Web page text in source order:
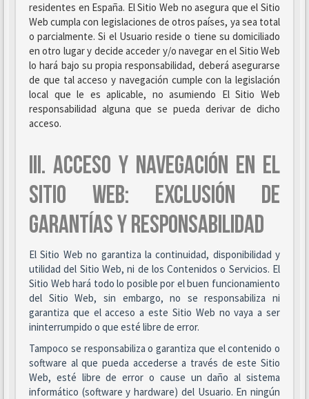
residentes en España. El Sitio Web no asegura que el Sitio
Web cumpla con legislaciones de otros países, ya sea total
o parcialmente. Si el Usuario reside o tiene su domiciliado
en otro lugar y decide acceder y/o navegar en el Sitio Web
lo hará bajo su propia responsabilidad, deberá asegurarse
de que tal acceso y navegación cumple con la legislación
local que le es aplicable, no asumiendo El Sitio Web
responsabilidad alguna que se pueda derivar de dicho
acceso.
III. ACCESO Y NAVEGACIÓN EN EL
SITIO WEB: EXCLUSIÓN DE
GARANTÍAS Y RESPONSABILIDAD
El Sitio Web no garantiza la continuidad, disponibilidad y
utilidad del Sitio Web, ni de los Contenidos o Servicios. El
Sitio Web hará todo lo posible por el buen funcionamiento
del Sitio Web, sin embargo, no se responsabiliza ni
garantiza que el acceso a este Sitio Web no vaya a ser
ininterrumpido o que esté libre de error.
Tampoco se responsabiliza o garantiza que el contenido o
software al que pueda accederse a través de este Sitio
Web, esté libre de error o cause un daño al sistema
informático (software y hardware) del Usuario. En ningún